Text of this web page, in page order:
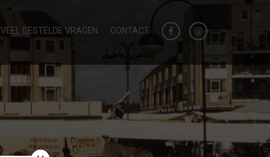
VEEL GESTELDE VRAGEN CONTACT